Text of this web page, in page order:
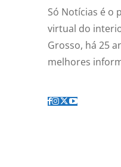
Só Notícias é o
virtual do
Grosso, há 25
melhores